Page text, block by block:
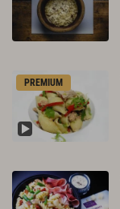
PREMIUM